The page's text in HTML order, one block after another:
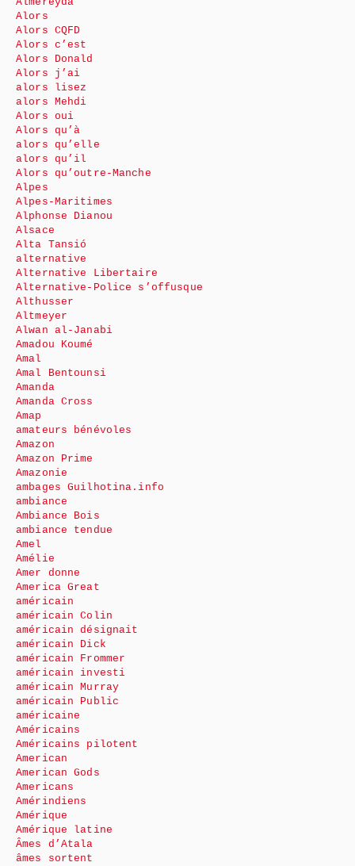
Alors
Alors CQFD
Alors c’est
Alors Donald
Alors j’ai
alors lisez
alors Mehdi
Alors oui
Alors qu’à
alors qu’elle
alors qu’il
Alors qu’outre-Manche
Alpes
Alpes-Maritimes
Alphonse Dianou
Alsace
Alta Tansió
alternative
Alternative Libertaire
Alternative-Police s’offusque
Althusser
Altmeyer
Alwan al-Janabi
Amadou Koumé
Amal
Amal Bentounsi
Amanda
Amanda Cross
Amap
amateurs bénévoles
Amazon
Amazon Prime
Amazonie
ambages Guilhotina.info
ambiance
Ambiance Bois
ambiance tendue
Amel
Amélie
Amer donne
America Great
américain
américain Colin
américain désignait
américain Dick
américain Frommer
américain investi
américain Murray
américain Public
américaine
Américains
Américains pilotent
American
American Gods
Americans
Amérindiens
Amérique
Amérique latine
Âmes d’Atala
âmes sortent